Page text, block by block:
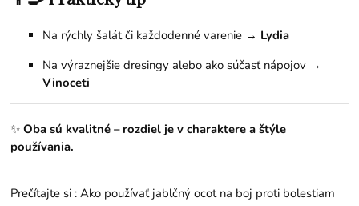
Na rýchly šalát či každodenné varenie → Lydia
Na výraznejšie dresingy alebo ako súčasť nápojov →
Vinoceti
✨Oba sú kvalitné – rozdiel je v charaktere a štýle
používania.
Prečítajte si :Ako používať jablčný ocot na boj proti bolestiam